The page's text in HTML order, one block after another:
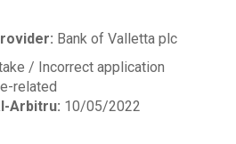
Bank of Valletta plc
/ Incorrect application
related
Arbitru: 10/05/2022